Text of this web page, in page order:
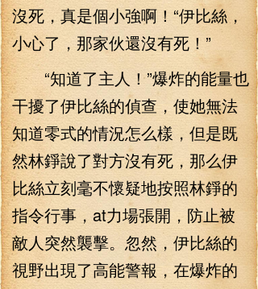
沒死，真是個小強啊！“伊比絲，
小心了，那家伙還沒有死！”
“知道了主人！”爆炸的能量也
干擾了伊比絲的偵查，使她無法
知道零式的情況怎么樣，但是既
然林錚說了對方沒有死，那么伊
比絲立刻毫不懷疑地按照林錚的
指令行事，at力場張開，防止被
敵人突然襲擊。忽然，伊比絲的
視野出現了高能警報，在爆炸的